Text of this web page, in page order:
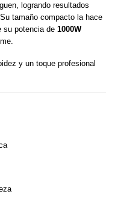
logrando resultados
tamaño compacto la hace
su potencia de 1000W
y un toque profesional